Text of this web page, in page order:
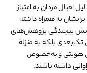
مردان به امتیاز
به همراه داشته
پیچیدگی پژوهش‌های
تک‌بعدی بلکه به منزلۀ
هویتی و به‌خصوص
داشته باشند.